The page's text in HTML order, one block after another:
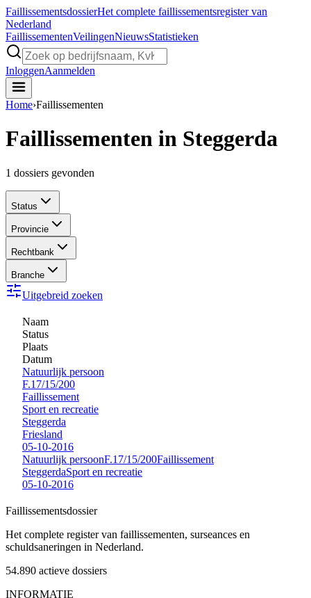
FaillissementsdossierHet complete faillissementsregister van
Nederland
FaillissementenVeilingenNieuwsStatistieken
InloggenAanmelden
Home›Faillissementen
Faillissementen in Steggerda
1 dossiers gevonden
Status
Provincie
Rechtbank
Branche
Uitgebreid zoeken
Naam
Status
Plaats
Datum
Natuurlijk persoon
F.17/15/200
Faillissement
Sport en recreatie
Steggerda
Friesland
05-10-2016
Natuurlijk persoonF.17/15/200Faillissement
SteggerdaSport en recreatie
05-10-2016
Faillissementsdossier
Het complete register van faillissementen, surseances en
schuldsaneringen in Nederland.
54.890 actieve dossiers
INFORMATIE